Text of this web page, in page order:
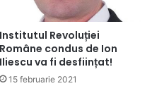
Institutul Revoluției
Române condus de Ion
Iliescu va fi desființat!
15 februarie 2021